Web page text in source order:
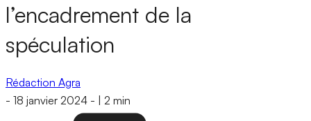
l’encadrement de la
spéculation
Rédaction Agra
- 18 janvier 2024 - 2 min